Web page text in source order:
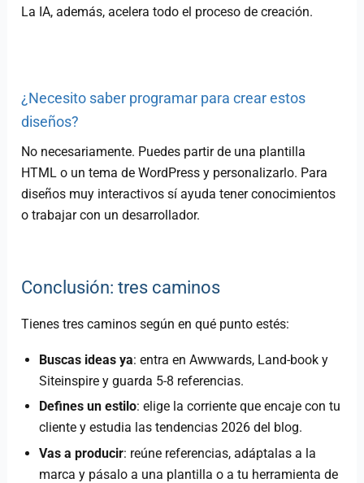
La IA, además, acelera todo el proceso de creación.
¿Necesito saber programar para crear estos
diseños?
No necesariamente. Puedes partir de una plantilla
HTML o un tema de WordPress y personalizarlo. Para
diseños muy interactivos sí ayuda tener conocimientos
o trabajar con un desarrollador.
Conclusión: tres caminos
Tienes tres caminos según en qué punto estés:
Buscas ideas ya: entra en Awwwards, Land-book y
Siteinspire y guarda 5-8 referencias.
Defines un estilo: elige la corriente que encaje con tu
cliente y estudia las tendencias 2026 del blog.
Vas a producir: reúne referencias, adáptalas a la
marca y pásalo a una plantilla o a tu herramienta de